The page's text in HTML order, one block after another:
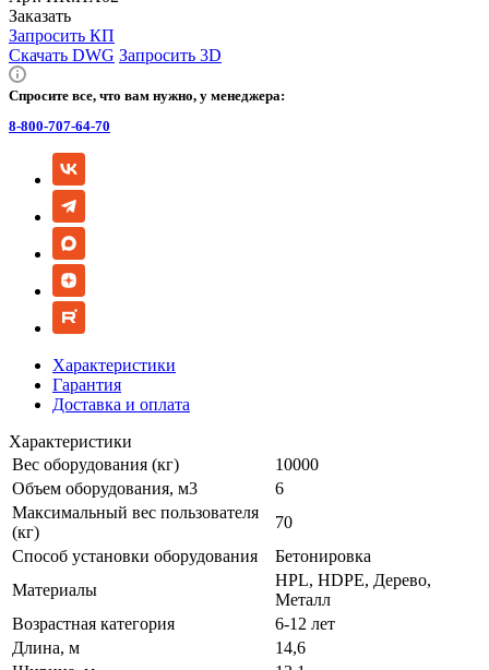
Заказать
Запросить КП
Скачать DWG Запросить 3D
Спросите все, что вам нужно, у менеджера:
8-800-707-64-70
Характеристики
Гарантия
Доставка и оплата
Характеристики
Вес оборудования (кг)
10000
Объем оборудования, м3
6
Максимальный вес пользователя
(кг)
70
Способ установки оборудования
Бетонировка
Материалы
HPL, HDPE, Дерево,
Металл
Возрастная категория
6-12 лет
Длина, м
14,6